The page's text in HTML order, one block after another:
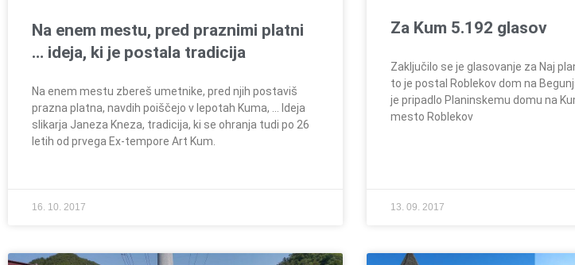
Na enem mestu, pred praznimi platni
… ideja, ki je postala tradicija
Na enem mestu zbereš umetnike, pred njih postaviš
prazna platna, navdih poiščejo v lepotah Kuma, … Ideja
slikarja Janeza Kneza, tradicija, ki se ohranja tudi po 26
letih od prvega Ex-tempore Art Kum.
16. 10. 2017
Za Kum 5.192 glasov
Zaključilo se je glasovanje za Naj
to je postal Roblekov dom na
je pripadlo Planinskemu domu na
mesto Roblekov
13. 09. 2017